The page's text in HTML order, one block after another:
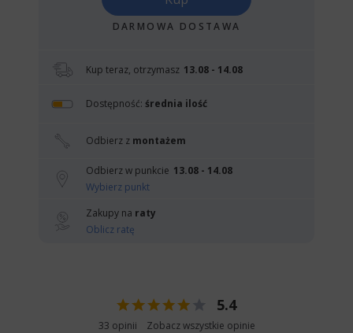
DARMOWA DOSTAWA
Kup teraz, otrzymasz 13.08 - 14.08
Dostępność: średnia ilość
Odbierz z montażem
Odbierz w punkcie 13.08 - 14.08
Wybierz punkt
Zakupy na raty
Oblicz ratę
5.4
33 opinii Zobacz wszystkie opinie